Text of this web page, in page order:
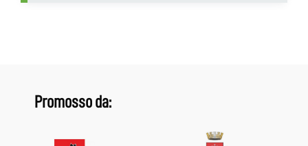
Promosso da: